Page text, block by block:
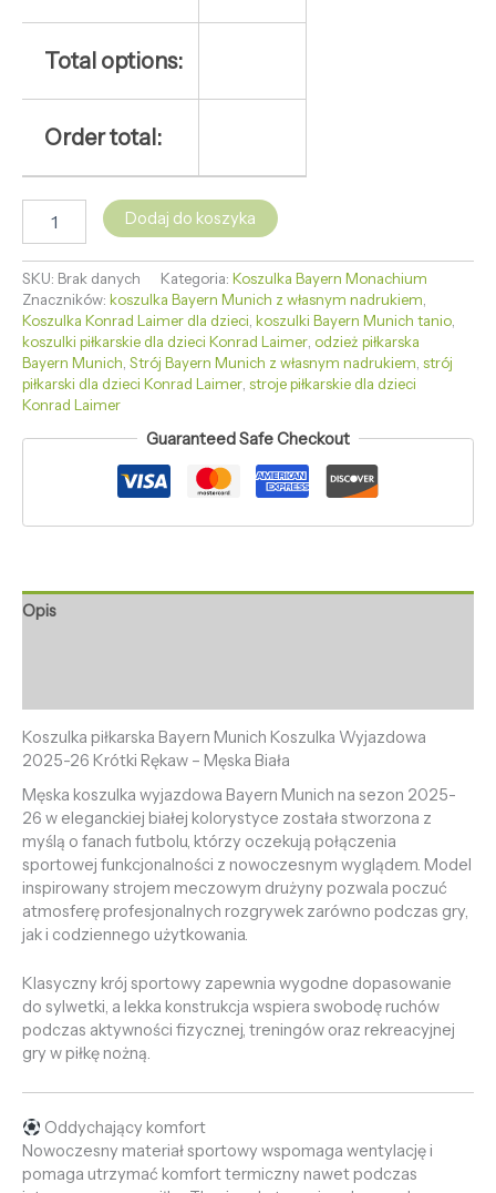
Total options:
Order total:
Dodaj do koszyka
SKU: Brak danych Kategoria: Koszulka Bayern Monachium
Znaczników: koszulka Bayern Munich z własnym nadrukiem,
Koszulka Konrad Laimer dla dzieci, koszulki Bayern Munich tanio,
koszulki piłkarskie dla dzieci Konrad Laimer, odzież piłkarska
Bayern Munich, Strój Bayern Munich z własnym nadrukiem, strój
piłkarski dla dzieci Konrad Laimer, stroje piłkarskie dla dzieci
Konrad Laimer
Guaranteed Safe Checkout
Opis
Koszulka piłkarska Bayern Munich Koszulka Wyjazdowa
2025-26 Krótki Rękaw – Męska Biała
Męska koszulka wyjazdowa Bayern Munich na sezon 2025-
26 w eleganckiej białej kolorystyce została stworzona z
myślą o fanach futbolu, którzy oczekują połączenia
sportowej funkcjonalności z nowoczesnym wyglądem. Model
inspirowany strojem meczowym drużyny pozwala poczuć
atmosferę profesjonalnych rozgrywek zarówno podczas gry,
jak i codziennego użytkowania.
Klasyczny krój sportowy zapewnia wygodne dopasowanie
do sylwetki, a lekka konstrukcja wspiera swobodę ruchów
podczas aktywności fizycznej, treningów oraz rekreacyjnej
gry w piłkę nożną.
Oddychający komfort
Nowoczesny materiał sportowy wspomaga wentylację i
pomaga utrzymać komfort termiczny nawet podczas